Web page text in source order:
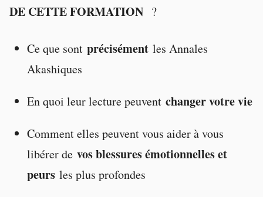
DE CETTE FORMATION ?
Ce que sontprécisément les Annales
Akashiques
En quoi leur lecture peuventchanger votre vie
Comment elles peuvent vous aider à vous
libérer devos blessures émotionnelles et
peurs les plus profondes